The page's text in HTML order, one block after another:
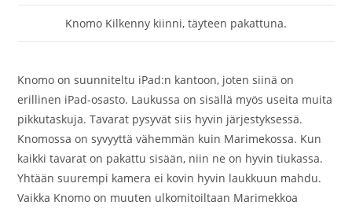
Knomo Kilkenny kiinni, täyteen pakattuna.
Knomo on suunniteltu iPad:n kantoon, joten siinä on
erillinen iPad-osasto. Laukussa on sisällä myös useita muita
pikkutaskuja. Tavarat pysyvät siis hyvin järjestyksessä.
Knomossa on syvyyttä vähemmän kuin Marimekossa. Kun
kaikki tavarat on pakattu sisään, niin ne on hyvin tiukassa.
Yhtään suurempi kamera ei kovin hyvin laukkuun mahdu.
Vaikka Knomo on muuten ulkomitoiltaan Marimekkoa